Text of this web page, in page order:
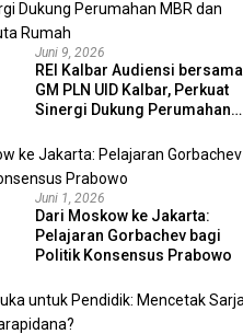
Juni 9, 2026
REI Kalbar Audiensi bersama
GM PLN UID Kalbar, Perkuat
Sinergi Dukung Perumahan
Rumah
Juni 1, 2026
Dari Moskow ke Jakarta:
Pelajaran Gorbachev bagi
Politik Konsensus Prabowo